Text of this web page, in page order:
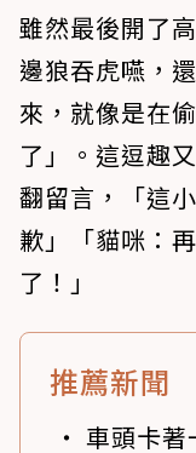
雖然最後開了
邊狼吞虎嚥，
來，就像是在
了」。這逗趣
翻留言，「這
歉」「貓咪：
了！」
推薦新聞
車頭卡著